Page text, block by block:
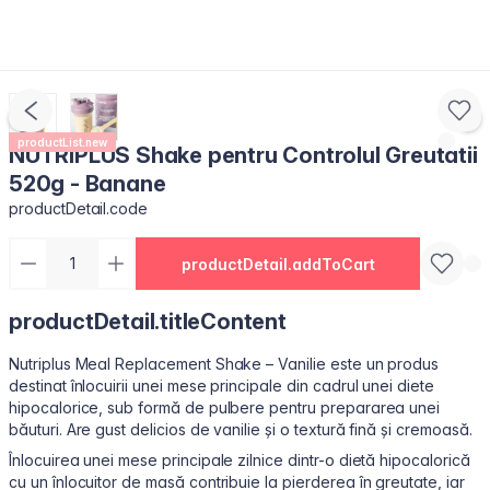
productList.new
NUTRIPLUS Shake pentru Controlul Greutatii
520g - Banane
productDetail.code
productDetail.addToCart
productDetail.titleContent
Nutriplus Meal Replacement Shake – Vanilie este un produs
destinat înlocuirii unei mese principale din cadrul unei diete
hipocalorice, sub formă de pulbere pentru prepararea unei
băuturi. Are gust delicios de vanilie și o textură fină și cremoasă.
Înlocuirea unei mese principale zilnice dintr-o dietă hipocalorică
cu un înlocuitor de masă contribuie la pierderea în greutate, iar